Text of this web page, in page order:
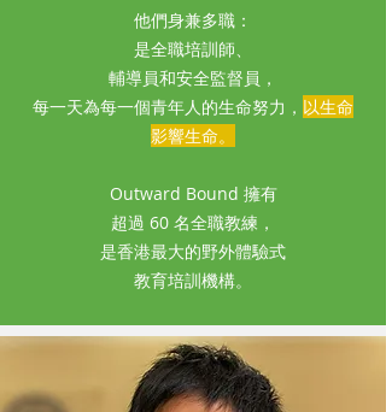
他們身兼多職：
是全職培訓師、
輔導員和安全監督員，
每一天為每一個青年人的生命努力， 以生命
影響生命。
Outward Bound 擁有
超過 60 名全職教練，
是香港最大的野外體驗式
教育培訓機構。